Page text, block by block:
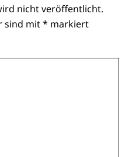
nicht veröffentlicht.
sind mit* markiert